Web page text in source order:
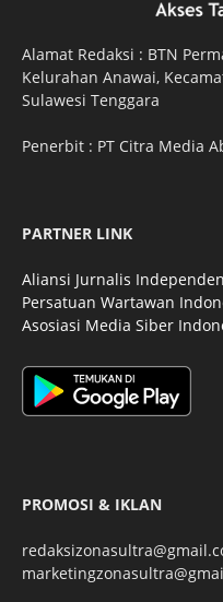
Alamat Redaksi : BTN
Kelurahan Anawai,
Sulawesi Tenggara
Penerbit : PT Citra Media
PARTNER LINK
Aliansi Jurnalis Independen
Persatuan Wartawan
Asosiasi Media Siber
PROMOSI & IKLAN